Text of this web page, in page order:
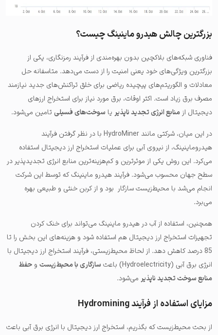
بزرگترین چالش هیدرو ماینینگ چیست؟
فناوری شبکه‌های بلاکچین بدون بهره‌مندی از فرآیند رمزنگاری، یکی از
بزرگترین ویژگی‌های خود یعنی امنیت را از دست می‌دهد. متاسفانه حل
معادلات و الگوریتم‌های پیچیده ریاضی برای خلق تراکنش‌های جدید نیازمند
مصرف برق زیاد است. اکثر اوقات، برق مورد نیاز برای استخراج ارزهای
دیجیتال از منابع انرژی تجدید ناپذیر یا سوخت‌های فسیلی تامین می‌شود.
در این میان، شرکتی مانندHydroMiner با در نظر گرفتن فرآیند
هیدروماینینگ، از نیروی آبی برای عملیات استخراج ارز دیجیتال استفاده
می‌کرد. این روش یکی از موثرترین و کم‌هزینه‌ترین منابع انرژی تجدیدپذیر در
سطح جهان محسوب می‌شود. فرآیند هیدرو ماینینگ که توسط این شرکت
انجام می‌شد با محیط‌زیست سازگار بود و از کربن خنثی و طبیعی بهره
می‌برد.
همچنین، استفاده از آب در هیدرو ماینینگ می‌تواند برای خنک کردن
تجهیزات استخراج ارز دیجیتال هم استفاده شود و هزینه‌های این بخش را تا
85 درصد کاهش دهد. از لحاظ محیط‌زیستی، فرآیند استخراج ارز دیجیتال با
انرژی برق آبی (Hydroelectricity) باعث
سازگاری با محیط‌زیست و حفظ
منابع سوخت تجدید ناپذیر می‎‌شود.
مزایای استفاده از فرآیند Hydromining
از بحث محیط‌زیست که بگذریم، استخراج ارز دیجیتال با انرژی برق آبی باعث